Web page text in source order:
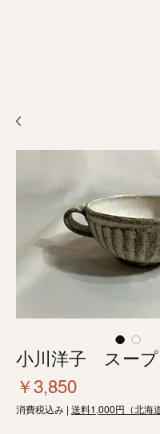
小川洋子 スー
￥3,850価
格
消費税込み 送料1,000円（北海